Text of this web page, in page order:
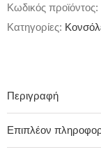
Κωδικός προϊόντος:
Κατηγορίες:
Περιγραφή
Επιπλέον